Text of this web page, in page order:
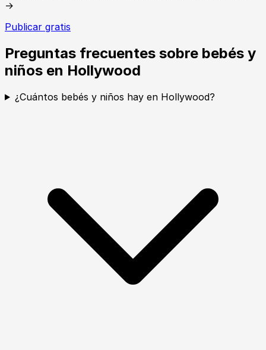
→
Publicar gratis
Preguntas frecuentes sobre bebés y
niños en Hollywood
¿Cuántos bebés y niños hay en Hollywood?